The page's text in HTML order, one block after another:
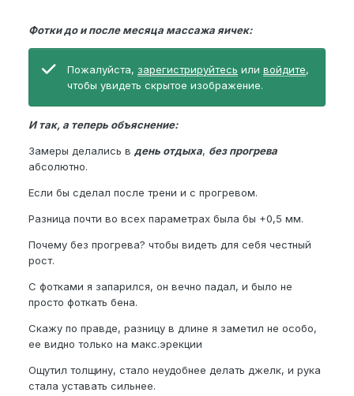
Фотки до и после месяца массажа яичек:
Пожалуйста, зарегистрируйтесь или войдите,
чтобы увидеть скрытое изображение.
И так, а теперь объяснение:
Замеры делались в день отдыха, без прогрева
абсолютно.
Если бы сделал после трени и с прогревом.
Разница почти во всех параметрах была бы +0,5 мм.
Почему без прогрева? чтобы видеть для себя честный
рост.
С фотками я запарился, он вечно падал, и было не
просто фоткать бена.
Скажу по правде, разницу в длине я заметил не особо,
ее видно только на макс.эрекции
Ощутил толщину, стало неудобнее делать джелк, и рука
стала уставать сильнее.